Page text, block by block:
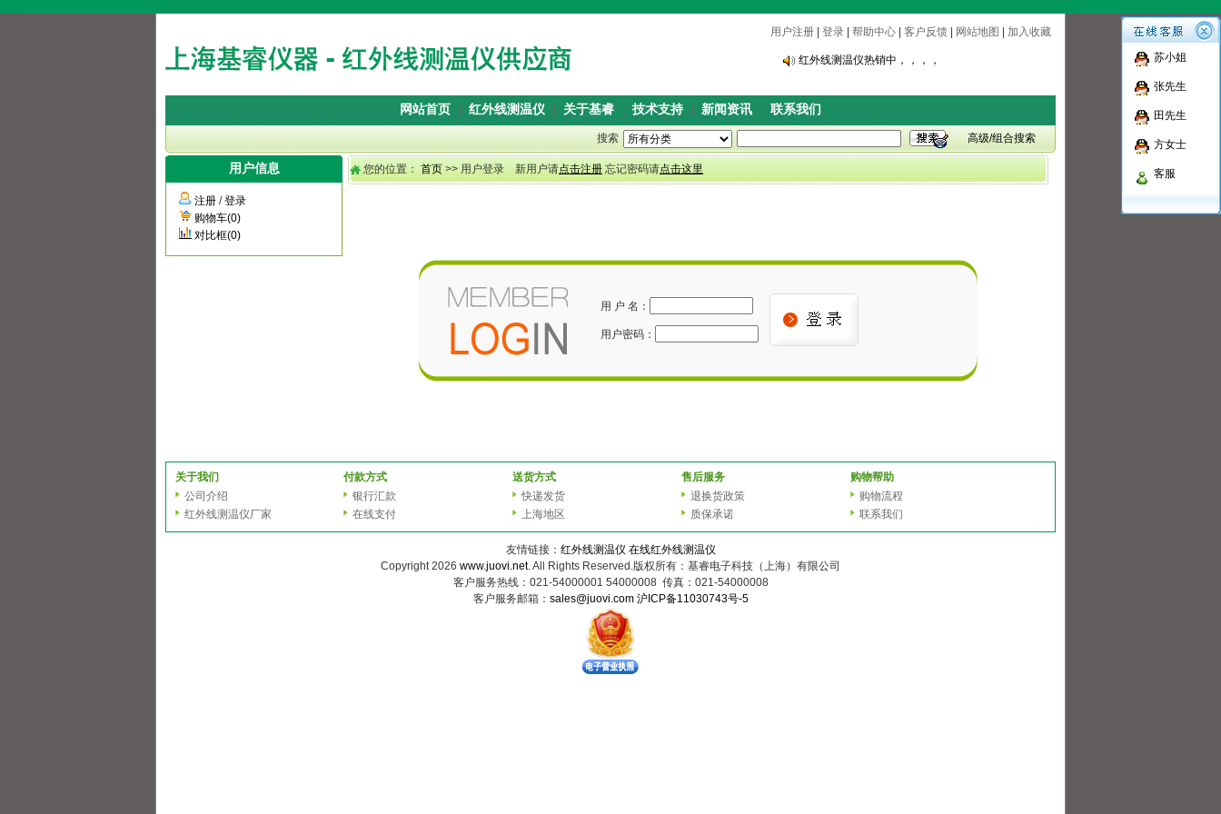
用户注册 登录 帮助中心 客户反馈 网站地图 加入收藏
本公司生产在线测温仪
红外线测温仪热销中，，，，
红外线测温仪热销中，，，，
网站首页 红外线测温仪 关于基睿 技术支持 新闻资讯 联系我们
搜索 高级/组合搜索
苏小姐
张先生
田先生
方女士
客服
用户信息
注册 /登录
购物车(0)
对比框(0)
您的位置： 首页 >> 用户登录 新用户请点击注册 忘记密码请点击这里
用 户 名：
用户密码：
关于我们
公司介绍
红外线测温仪厂家
付款方式
银行汇款
在线支付
送货方式
快递发货
上海地区
售后服务
退换货政策
质保承诺
购物帮助
购物流程
联系我们
友情链接： 红外线测温仪 在线红外线测温仪
Copyright 2026 www.juovi.net. All Rights Reserved.版权所有：基睿电子科技（上海）有限公司
客户服务热线：021-54000001 54000008 传真：021-54000008
客户服务邮箱： sales@juovi.com 沪ICP备11030743号-5